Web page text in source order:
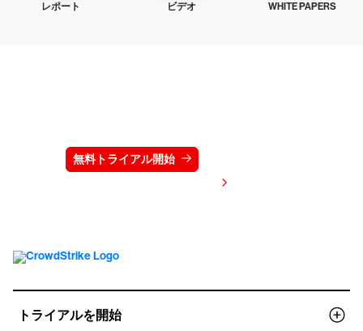
レポート ビデオ WHITE PAPERS
無料トライアル開始
トライアルを開始